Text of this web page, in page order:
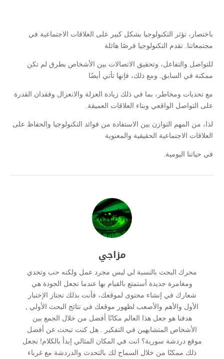
باختصار، تؤثر التكنولوجيا بشكل كبير على العلاقات الاجتماعية في
مجتمعاتنا. تقدم التكنولوجيا فرصًا هائلة
للتواصل والتفاعل، وتحقيق الاتصالات بين الأشخاص بطرق لم تكن
ممكنة في السابق. ومع ذلك، فإنها تأتي أيضًا
مع تحديات ومخاطر، بما في ذلك زيادة العزلة والانعزال وفقدان القدرة
على التواصل الواقعي وبناء العلاقات العميقة.
لذا، من المهم التوازن بين الاستفادة من فوائد التكنولوجيا والحفاظ على
العلاقات الاجتماعية الحقيقية والمعنوية
في حياتنا اليومية.
مزاجي
محرك البحث بالنسبة لي ليس مجرد عمل ولكنه حب وتحدي
ومغامرة جديدة أستمتع بالقيام بها عندما تجعل الجودة هي
شعارك في إنشاء محتوى لموقعك، فأنت بذلك تجتاز الإختبار
الأول والأهم والأصعب لظهور موقعك في نتائج البحث الأولي ,
هدفنا هو جعل هذا العالم مكانًا أفضل من خلال الجمع بين
الأشخاص المتشابهين في التفكير . هل كنت تبحث عن أفضل
موقع دردشة سورية؟ انت في المكان المثالي إبدأ بالكلام! نجعل
ذلك ممكنًا من خلال السماح لك بالتحدث والدردشة مع غرباء